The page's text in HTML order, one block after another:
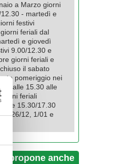
a Marzo giorni
- martedì e
festivi
feriali dal
e giovedì
9.00/12.30 e
giorni feriali e
il sabato
pomeriggio nei
dalle 15.30 alle
feriali
15.30/17.30
26/12, 1/01 e
propone anche